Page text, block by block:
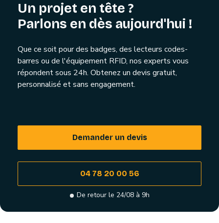
Un projet en tête ?
Parlons en dès aujourd'hui !
Que ce soit pour des badges, des lecteurs codes-
barres ou de l'équipement RFID, nos experts vous
répondent sous 24h. Obtenez un devis gratuit,
personnalisé et sans engagement.
Demander un devis
04 78 20 00 56
De retour le 24/08 à 9h